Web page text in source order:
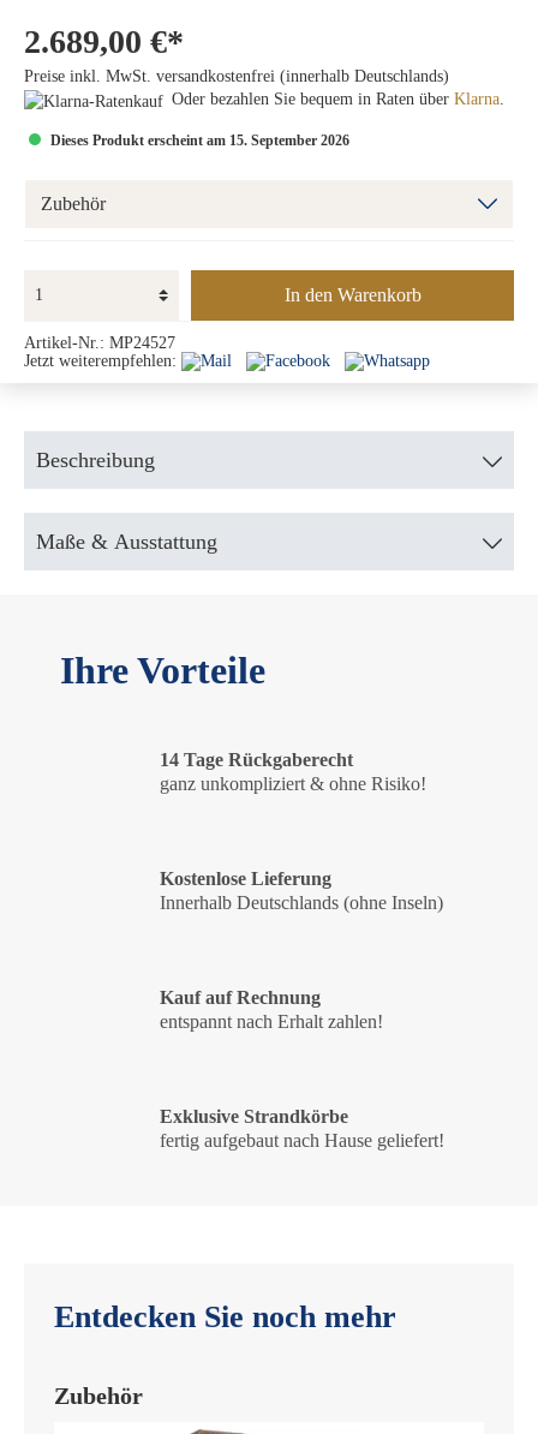
2.689,00 €*
Preise inkl. MwSt. versandkostenfrei (innerhalb Deutschlands)
Oder bezahlen Sie bequem in Raten über Klarna.
Dieses Produkt erscheint am 15. September 2026
Zubehör
In den Warenkorb
Artikel-Nr.: MP24527
Jetzt weiterempfehlen:
Beschreibung
Maße & Ausstattung
Ihre Vorteile
14 Tage Rückgaberecht
ganz unkompliziert & ohne Risiko!
Kostenlose Lieferung
Innerhalb Deutschlands (ohne Inseln)
Kauf auf Rechnung
entspannt nach Erhalt zahlen!
Exklusive Strandkörbe
fertig aufgebaut nach Hause geliefert!
Entdecken Sie noch mehr
Zubehör